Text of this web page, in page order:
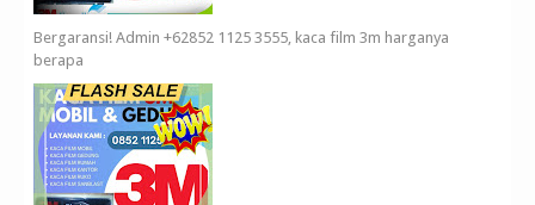
Bergaransi! Admin +62852 1125 3555, kaca film 3m harganya
berapa